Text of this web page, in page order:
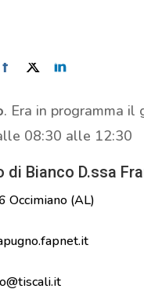
RISERVATA
Puressentiel
Puressentiel
. Era in programma il
08:30 alle 12:30
di Bianco D.ssa
Occimiano (AL)